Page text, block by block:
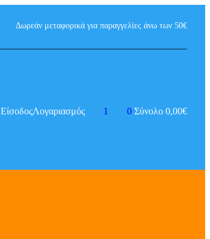
Δωρεάν μεταφορικά για παραγγελίες άνω των 50€
ΕίσοδοςΛογαριασμός 1 0 Σύνολο 0,00€